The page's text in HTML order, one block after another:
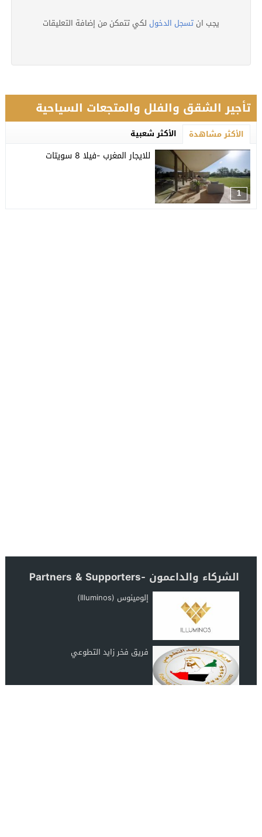
يجب ان تسجل الدخول لكي تتمكن من إضافة التعليقات
تأجير الشقق والفلل والمتجعات السياحية
الأكثر مشاهدة الأكثر شعبية
1
للايجار المغرب -فيلا 8 سويتات
الشركاء والداعمون -Partners & Supporters
إلومينوس (Illuminos)
فريق فخر زايد التطوعي